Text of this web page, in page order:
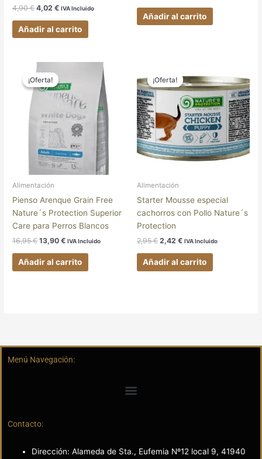
4,90€ 4,02€ IVA Incluido
Añadir al carrito
Añadir al carrito
¡Oferta!
¡Oferta!
Alimentación
Pienso Arenque Grain Free
Nature´s Protection Superior
Care para Perros Blancos
16,95€
precio
original
era:
16,95 €.
13,90€
actual
es:
13,90 €.
IVA Incluido
Añadir al carrito
¡Oferta!
¡Oferta!
Alimentación
Starter Mousse especial
cachorros con Pollo Nature´s
Protection
2,95€
precio
original
2,95 €.
2,42 €
precio
actual
es:
2,42 €.
IVA Incluido
Añadir al carrito
Menú Navegación:
Contacto:
Dirección: Alameda de Sta., Eufemia Nº12 local 9, 41940